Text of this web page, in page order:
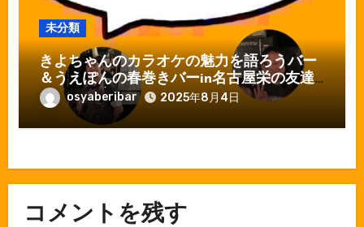
未分類
きよちゃんのカラオケの魅力を語ろうバー
＆うえぽんの春巻きバーin名古屋栄の友達
ができる店おしゃべりバー
osyaberibar 2025年8月4日
コメントを残す